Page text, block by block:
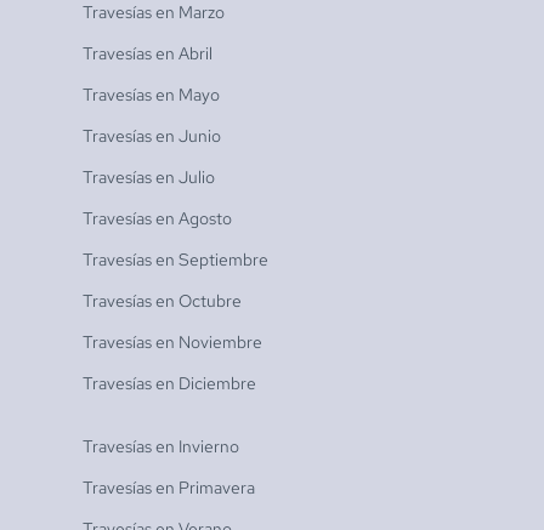
Travesías en Marzo
Travesías en Abril
Travesías en Mayo
Travesías en Junio
Travesías en Julio
Travesías en Agosto
Travesías en Septiembre
Travesías en Octubre
Travesías en Noviembre
Travesías en Diciembre
Travesías en Invierno
Travesías en Primavera